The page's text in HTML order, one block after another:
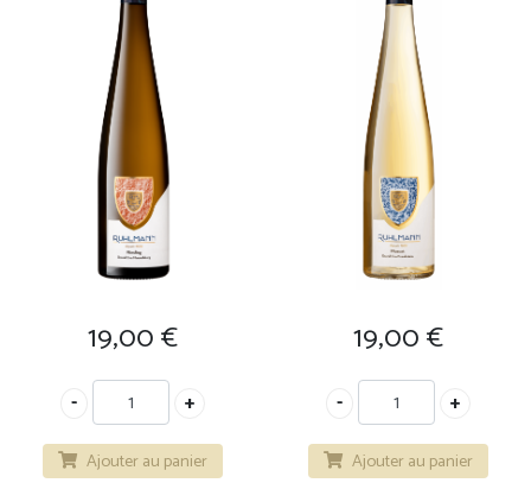
19,00€
Ajouter au panier
19,00€
Ajouter au panier